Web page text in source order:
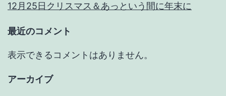
12月25日クリスマス＆あっという間に年末に
最近のコメント
表示できるコメントはありません。
アーカイブ